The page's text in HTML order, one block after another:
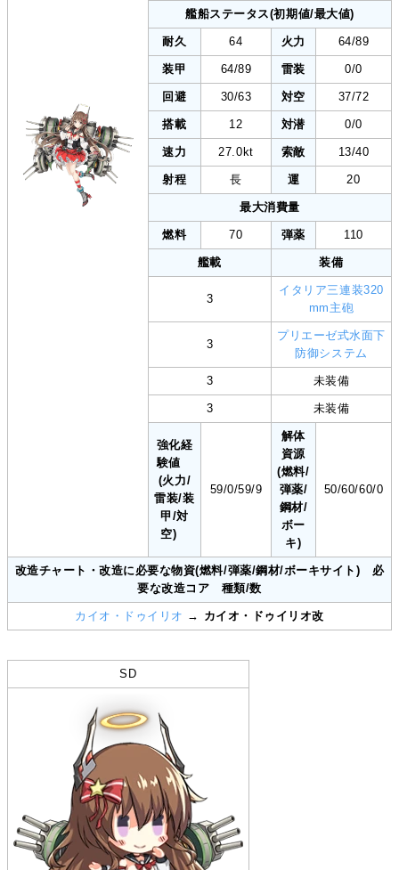
艦船ステータス(初期値/最大値)
耐久 64 火力 64/89
装甲 64/89 雷装 0/0
回避 30/63 対空 37/72
搭載 12 対潜 0/0
速力 27.0kt 索敵 13/40
射程 長 運 20
最大消費量
燃料 70 弾薬 110
艦載 装備
3
イタリア三連装320
mm主砲
3
プリエーゼ式水面下
防御システム
3 未装備
3 未装備
強化経
験値
(火力/
雷装/装
甲/対
空)
59/0/59/9
解体
資源
(燃料/
弾薬/
鋼材/
ボー
キ)
50/60/60/0
改造チャート・改造に必要な物資(燃料/弾薬/鋼材/ボーキサイト) 必
要な改造コア 種類/数
カイオ・ドゥイリオ → カイオ・ドゥイリオ改
SD